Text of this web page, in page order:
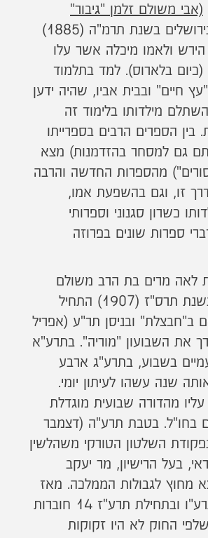
(אבי משולם זלמן "גיבור"
נולד בירושלים בשנת תרמ"ה (1885)
הירש ולאמו מיכלה אשר עלו
בלארוס). למד בתלמוד
חיים" ובבית אביו, שהיה ידען
מילדותו בלימוד זה
בין הספרים הרבים בספרייתו
גם למסחר בהזדמנות) מצא
מהספרות החדשה והרבה
זו, וגם בהשפעת אמו,
כשרון סגנוני וספרותי
ספרות שונים בפרוזה
מרים בת הרב משולם
זלמן שפירא. בשנת תרס"ז (1907) התחיל
ב"חבצלת" ובניסן תר"ע (אפריל
וערך את השבועון "מוריה". בתרע"א
בשבוע, בתרע"ג ארבע
שנה עשהו לעיתון יומי.
מהדורה שבועית מוגדלת
בחו"ל. בטבת תרע"ה (דצמבר
בפקודת השלטון הטורקי משהלשין
בעל הרישיון, מר יעקב
מחוץ לגבולות הממלכה. מאז
הוציא בשנת תרע"ו ובתחילת תרע"ז 14 חוברות
החוק לא היו זקוקות